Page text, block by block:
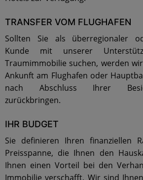
TRANSFER VOM FLUGHAFEN
Sollten Sie als überregionaler
Kunde mit unserer
Traumimmobilie suchen, werden
Ankunft am Flughafen oder
nach Abschluss Ihrer
zurückbringen.
IHR BUDGET
Sie definieren Ihren finanziellen
Preisspanne, die Ihnen den
Ihnen einen Vorteil bei den
Immobilie verschafft. Wir sind